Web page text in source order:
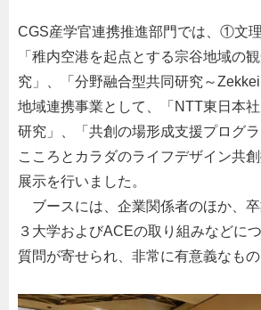
CGS産学官連携推進部門では、 ①文
「稚内空港を起点とする宗谷地域の
究」、「分野融合型共同研究～Zekkei
地域連携事業として、「 NTT東日本
研究」、「共創の場形成支援プログ
こころとカラダのライフデザイン共
展示を行いました。
ブースには、企業関係者のほか、卒
３大学およびACEの取り組みなどに
質問が寄せられ、非常に有意義なもの